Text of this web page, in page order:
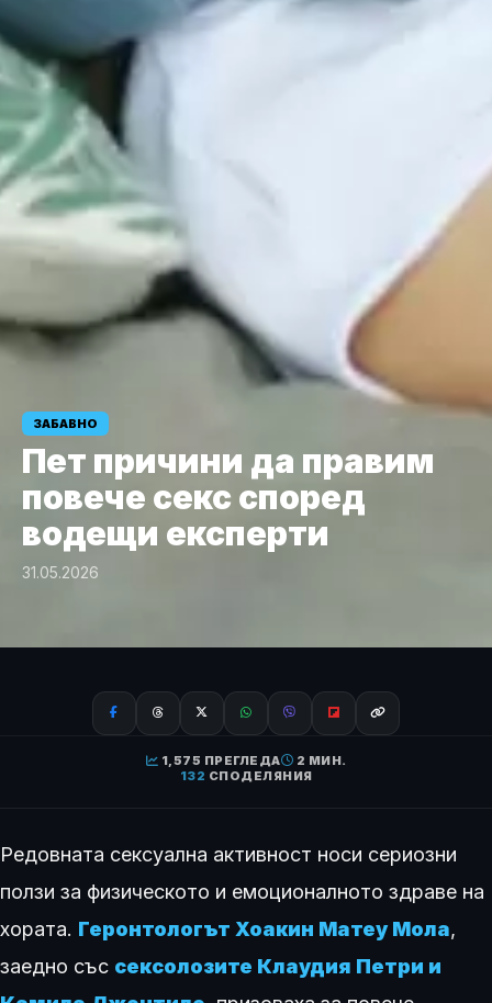
ЗАБАВНО
Пет причини да правим
повече секс според
водещи експерти
31.05.2026
1,575 ПРЕГЛЕДА
2 МИН.
132 СПОДЕЛЯНИЯ
Редовната сексуална активност носи сериозни
ползи за физическото и емоционалното здраве на
хората. Геронтологът Хоакин Матеу Мола,
заедно със сексолозите Клаудия Петри и